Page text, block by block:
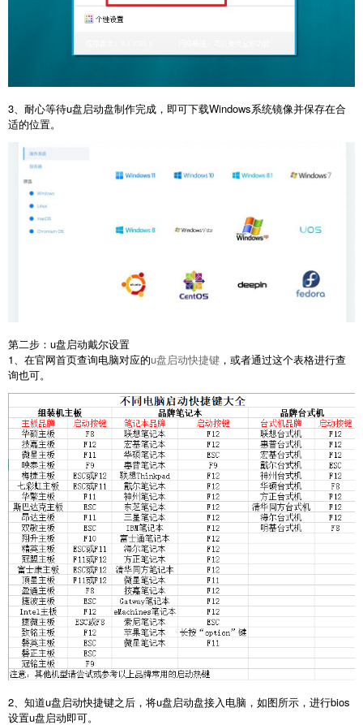
3、耐心等待u盘启动盘制作完成，即可下载Windows系统镜像并保存在合
适的位置。
第二步：u盘启动戴尔设置
1、在官网首页查询电脑对应的u盘启动快捷键 ，或者通过这个表格进行查
询也可。
2、知道u盘启动快捷键之后，将u盘启动盘接入电脑，如图所示，进行bios
设置u盘启动即可。